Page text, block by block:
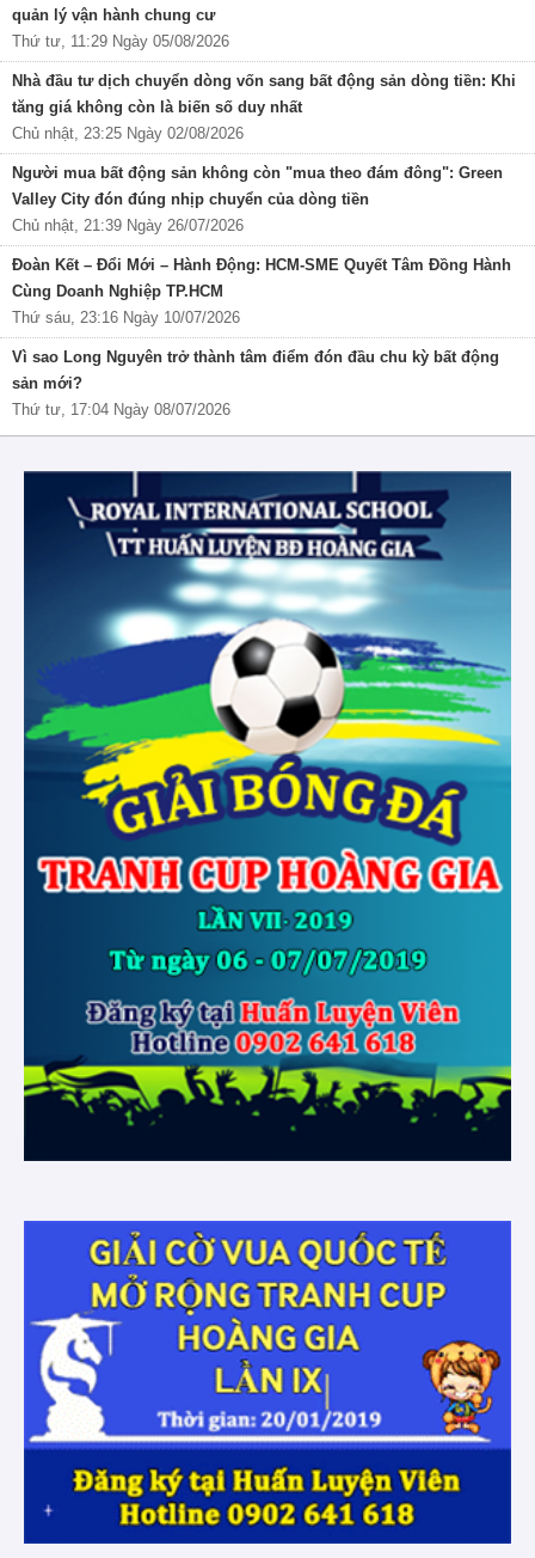
quản lý vận hành chung cư
Thứ tư, 11:29 Ngày 05/08/2026
Nhà đầu tư dịch chuyển dòng vốn sang bất động sản dòng tiền: Khi
tăng giá không còn là biến số duy nhất
Chủ nhật, 23:25 Ngày 02/08/2026
Người mua bất động sản không còn "mua theo đám đông": Green
Valley City đón đúng nhịp chuyển của dòng tiền
Chủ nhật, 21:39 Ngày 26/07/2026
Đoàn Kết – Đổi Mới – Hành Động: HCM-SME Quyết Tâm Đồng Hành
Cùng Doanh Nghiệp TP.HCM
Thứ sáu, 23:16 Ngày 10/07/2026
Vì sao Long Nguyên trở thành tâm điểm đón đầu chu kỳ bất động
sản mới?
Thứ tư, 17:04 Ngày 08/07/2026